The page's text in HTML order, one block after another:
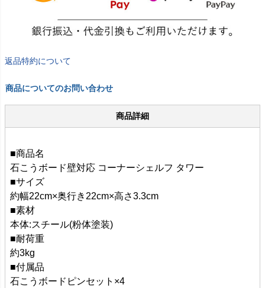
返品特約について
商品についてのお問い合わせ
商品詳細
■商品名
石こうボード壁対応 コーナーシェルフ タワー
■サイズ
約幅22cm×奥行き22cm×高さ3.3cm
■素材
本体:スチール(粉体塗装)
■耐荷重
約3kg
■付属品
石こうボードピンセット×4